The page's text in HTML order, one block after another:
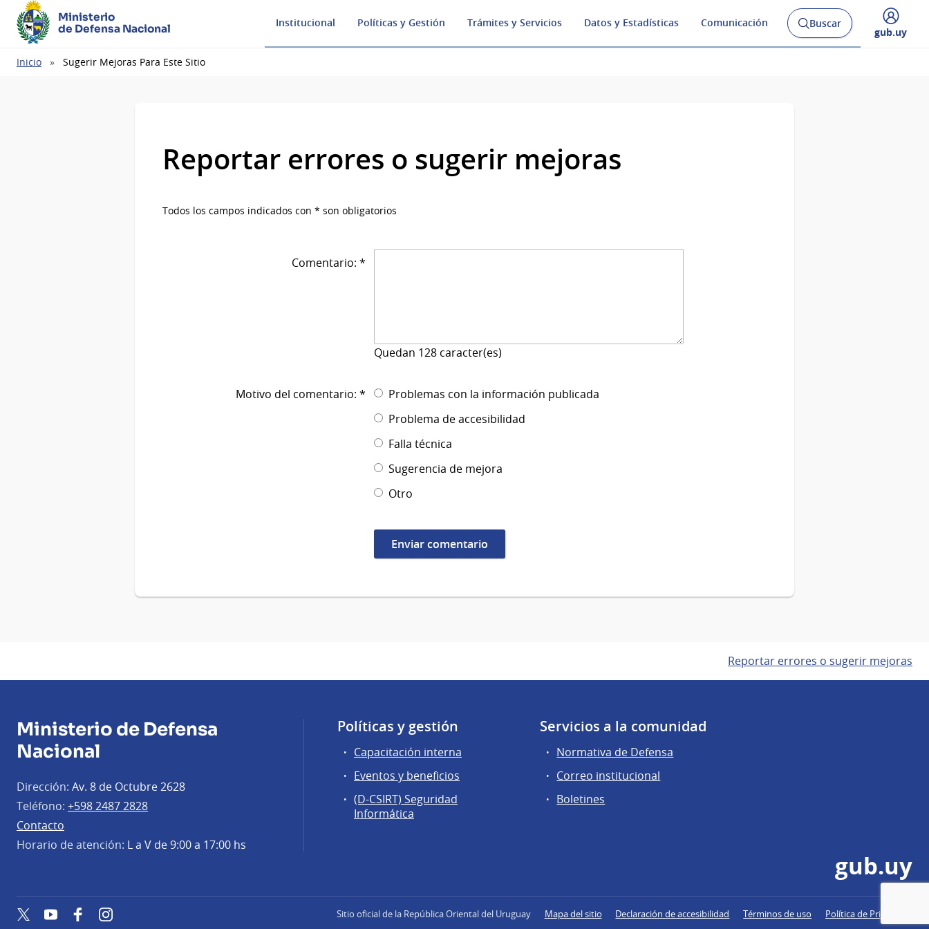
Ministerio
de Defensa Nacional
Institucional Políticas y Gestión Trámites y Servicios Datos y Estadísticas Comunicación
Abrir
buscador
Buscar
Desplegar
gub.uy
Ruta
Inicio Sugerir Mejoras Para Este Sitio
Reportar errores o sugerir mejoras
Todos los campos indicados con * son obligatorios
Comentario: *
Quedan 128 caracter(es)
Motivo del comentario: *
Problemas con la información publicada
Problema de accesibilidad
Falla técnica
Sugerencia de mejora
Otro
Reportar errores o sugerir mejoras
Ministerio de Defensa
Nacional
Dirección: Av. 8 de Octubre 2628
Teléfono: +598 2487 2828
Contacto
Horario de atención: L a V de 9:00 a 17:00 hs
Políticas y gestión
Capacitación interna
Eventos y beneficios
(D-CSIRT) Seguridad
Informática
Servicios a la comunidad
Normativa de Defensa
Correo institucional
Boletines
gub.uy
TwitterYouTube FacebookInstagram Sitio oficial de la República Oriental del Uruguay Mapa del sitio Declaración de accesibilidad Términos de uso Política de Privacidad